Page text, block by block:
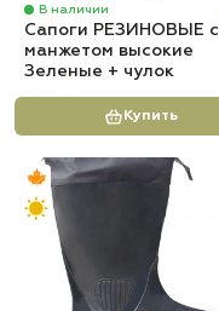
В наличии
Сапоги РЕЗИНОВЫЕ с
манжетом высокие
Зеленые + чулок
Купить